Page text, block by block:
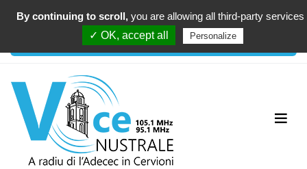
00:00
By continuing to scroll, you are allowing all third-party services
✓ OK, accept all
Personalize